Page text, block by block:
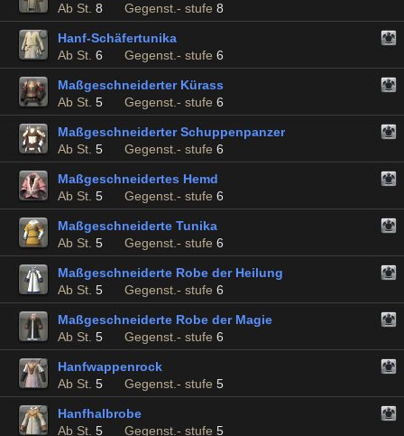
Ab St. 8 Gegenst.- stufe 8
Hanf-Schäfertunika
Ab St. 6 Gegenst.- stufe 6
Maßgeschneiderter Kürass
Ab St. 5 Gegenst.- stufe 6
Maßgeschneiderter Schuppenpanzer
Ab St. 5 Gegenst.- stufe 6
Maßgeschneidertes Hemd
Ab St. 5 Gegenst.- stufe 6
Maßgeschneiderte Tunika
Ab St. 5 Gegenst.- stufe 6
Maßgeschneiderte Robe der Heilung
Ab St. 5 Gegenst.- stufe 6
Maßgeschneiderte Robe der Magie
Ab St. 5 Gegenst.- stufe 6
Hanfwappenrock
Ab St. 5 Gegenst.- stufe 5
Hanfhalbrobe
Ab St. 5 Gegenst.- stufe 5